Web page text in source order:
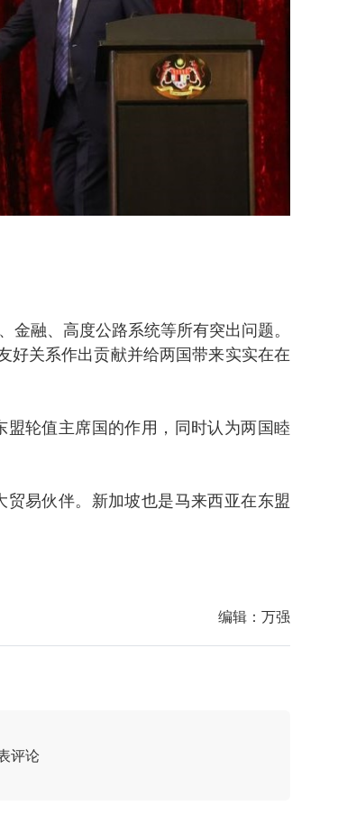
金融、高度公路系统等所有突出问题。
好关系作出贡献并给两国带来实实在在
轮值主席国的作用，同时认为两国睦
易伙伴。新加坡也是马来西亚在东盟
编辑： 万强
评论